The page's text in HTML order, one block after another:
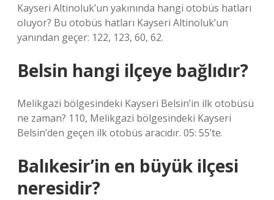
Kayseri Altinoluk’un yakınında hangi otobüs hatları
oluyor? Bu otobüs hatları Kayseri Altinoluk’un
yanından geçer: 122, 123, 60, 62.
Belsin hangi ilçeye bağlıdır?
Melikgazi bölgesindeki Kayseri Belsin’in ilk otobüsü
ne zaman? 110, Melikgazi bölgesindeki Kayseri
Belsin’den geçen ilk otobüs aracıdır. 05: 55’te.
Balıkesir’in en büyük ilçesi
neresidir?